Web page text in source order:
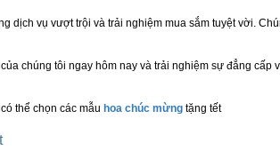
vụ vượt trội và trải nghiệm mua sắm tuyệt vời.
chúng tôi ngay hôm nay và trải nghiệm sự đẳng cấp
thể chọn các mẫu hoa chúc mừng tặng tết